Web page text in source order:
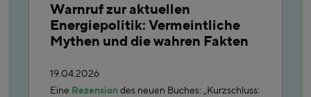
Warnruf zur aktuellen
Energiepolitik: Vermeintliche
Mythen und die wahren Fakten
19.04.2026
Eine Rezensiondes neuen Buches: „Kurzschluss: